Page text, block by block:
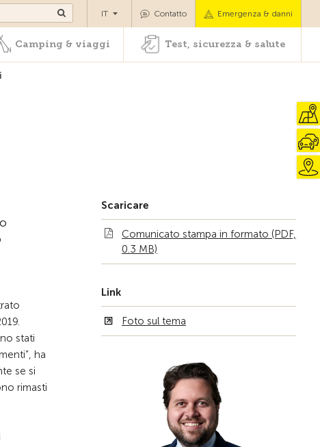
Camping & viaggi Test, sicurezza & salute
Contatto Emergenza & danni
IT
Camping & viaggi Test, sicurezza & salute
stati
ha
se si
rimasti
Scaricare
Comunicato stampa in formato (PDF,
0.3 MB)
Link
Foto sul tema